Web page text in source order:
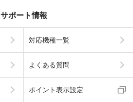
サポート情報
対応機種一覧
よくある質問
ポイント表示設定